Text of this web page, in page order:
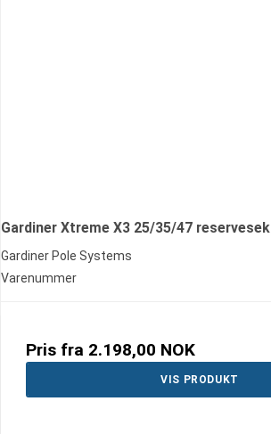
Gardiner Xtreme X3 25/35/47
Gardiner Pole Systems
Varenummer
Pris fra 2.198,00 NOK
VIS PRODUKT